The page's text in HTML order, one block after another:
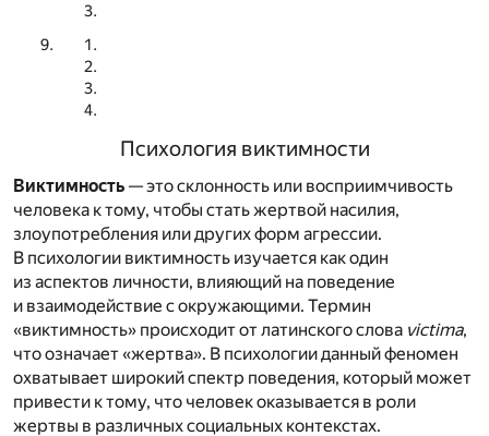
Психология виктимности
Виктимность — это склонность или восприимчивость
человека к тому, чтобы стать жертвой насилия,
злоупотребления или других форм агрессии.
В психологии виктимность изучается как один
из аспектов личности, влияющий на поведение
и взаимодействие с окружающими. Термин
«виктимность» происходит от латинского слова victima,
что означает «жертва». В психологии данный феномен
охватывает широкий спектр поведения, который может
привести к тому, что человек оказывается в роли
жертвы в различных социальных контекстах.